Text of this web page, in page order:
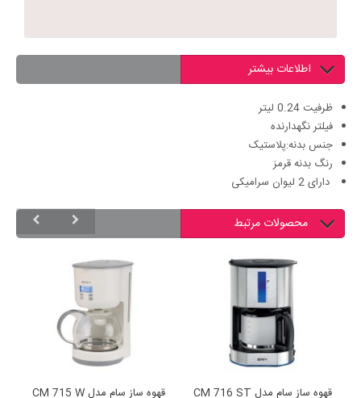
اطلاعات بیشتر
ظرفیت 0.24 لیتر
فیلتر نگهدارنده
جنس بدنه:پلاستیک
رنگ بدنه قرمز
دارای 2 لیوان سرامیکی
محصولات مرتبط
قهوه ساز سام مدل CM 715 W قهوه ساز سام مدل CM 716 ST